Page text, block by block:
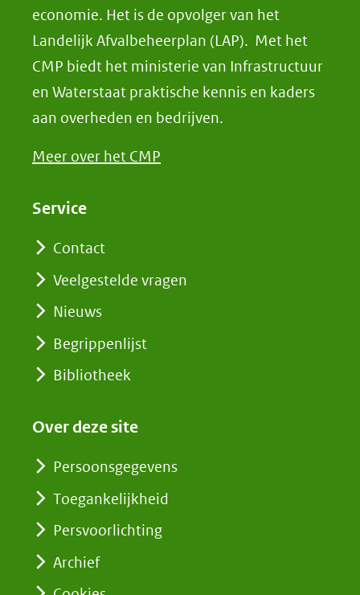
economie. Het is de opvolger van het
Landelijk Afvalbeheerplan (LAP). Met het
CMP biedt het ministerie van Infrastructuur
en Waterstaat praktische kennis en kaders
aan overheden en bedrijven.
Meer over het CMP
Service
Contact
Veelgestelde vragen
Nieuws
Begrippenlijst
Bibliotheek
Over deze site
Persoonsgegevens
Toegankelijkheid
Persvoorlichting
Archief